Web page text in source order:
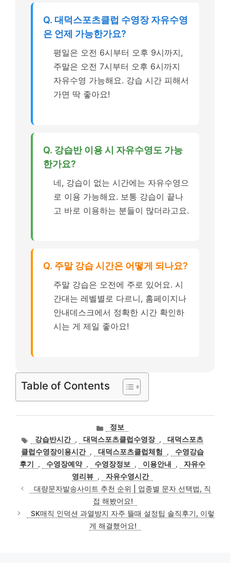
Q. 대덕스포츠클럽 수영장 자유수영
은 언제 가능한가요?
평일은 오전 6시부터 오후 9시까지,
주말은 오전 7시부터 오후 6시까지
자유수영 가능해요. 강습 시간 피해서
가면 딱 좋아요!
Q. 강습반 이용 시 자유수영도 가능
한가요?
네, 강습이 없는 시간에는 자유수영으
로 이용 가능해요. 보통 강습이 끝나
고 바로 이용하는 분들이 많더라고요.
Q. 주말 강습 시간은 어떻게 되나요?
주말 강습은 오전에 주로 있어요. 시
간대는 레벨별로 다르니, 홈페이지나
안내데스크에서 정확한 시간 확인하
시는 게 제일 좋아요!
Table of Contents
카
테
고
리
정보
태
그
강습반시간 , 대덕스포츠클럽수영장 ,
대덕스포츠
클럽수영장이용시간 , 대덕스포츠클럽체험 ,
수영강습
후기
, 수영장예약 , 수영장정보 , 이용안내 ,
자유수
영리뷰 ,
자유수영시간
대량문자발송사이트 추천 순위 | 업종별 문자 선택법, 직
접 해봤어요!
SK매직 인덕션 과열방지 자주 뜰때 설정팁 솔직후기, 이렇
게 해결했어요!